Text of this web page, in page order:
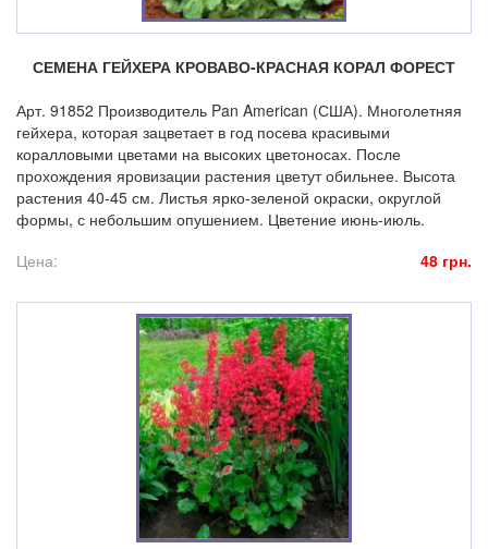
СЕМЕНА ГЕЙХЕРА КРОВАВО-КРАСНАЯ КОРАЛ ФОРЕСТ
Арт. 91852 Производитель Pan American (США). Многолетняя
гейхера, которая зацветает в год посева красивыми
коралловыми цветами на высоких цветоносах. После
прохождения яровизации растения цветут обильнее. Высота
растения 40-45 см. Листья ярко-зеленой окраски, округлой
формы, с небольшим опушением. Цветение июнь-июль.
Цена:
48 грн.